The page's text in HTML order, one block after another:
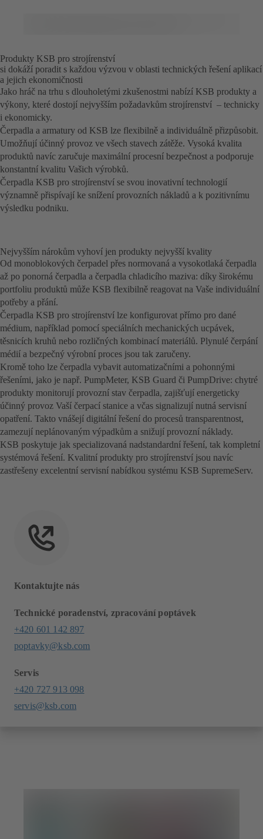
Produkty KSB pro strojírenství
si dokáží poradit s každou výzvou v oblasti technických řešení aplikací
a jejich ekonomičnosti
Jako hráč na trhu s dlouholetými zkušenostmi nabízí KSB produkty a
výkony, které dostojí nejvyšším požadavkům strojírenství – technicky
i ekonomicky.
Čerpadla a armatury od KSB lze flexibilně a individuálně přizpůsobit.
Umožňují účinný provoz ve všech stavech zátěže. Vysoká kvalita
produktů navíc zaručuje maximální procesní bezpečnost a podporuje
konstantní kvalitu Vašich výrobků.
Čerpadla KSB pro strojírenství se svou inovativní technologií
významně přispívají ke snížení provozních nákladů a k pozitivnímu
výsledku podniku.
Nejvyšším nárokům vyhoví jen produkty nejvyšší kvality
Od monoblokových čerpadel přes normovaná a vysokotlaká čerpadla
až po ponorná čerpadla a čerpadla chladicího maziva: díky širokému
portfoliu produktů může KSB flexibilně reagovat na Vaše individuální
potřeby a přání.
Čerpadla KSB pro strojírenství lze konfigurovat přímo pro dané
médium, například pomocí speciálních mechanických ucpávek,
těsnicích kruhů nebo rozličných kombinací materiálů. Plynulé čerpání
médií a bezpečný výrobní proces jsou tak zaručeny.
Kromě toho lze čerpadla vybavit automatizačními a pohonnými
řešeními, jako je např. PumpMeter, KSB Guard či PumpDrive: chytré
produkty monitorují provozní stav čerpadla, zajišťují energeticky
účinný provoz Vaší čerpací stanice a včas signalizují nutná servisní
opatření. Takto vnášejí digitální řešení do procesů transparentnost,
zamezují neplánovaným výpadkům a snižují provozní náklady.
KSB poskytuje jak specializovaná nadstandardní řešení, tak kompletní
systémová řešení. Kvalitní produkty pro strojírenství jsou navíc
zastřešeny excelentní servisní nabídkou systému KSB SupremeServ.
Kontaktujte nás
Technické poradenství, zpracování poptávek
+420 601 142 897
poptavky@ksb.com
Servis
+420 727 913 098
servis@ksb.com